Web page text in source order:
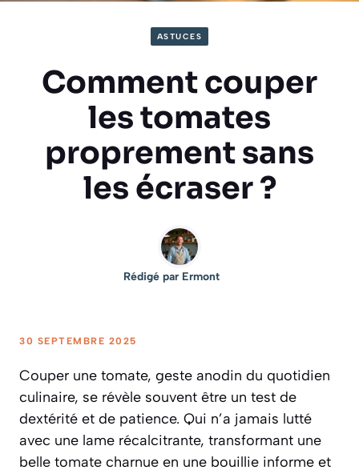
ASTUCES
Comment couper
les tomates
proprement sans
les écraser ?
Rédigé par Ermont
30 SEPTEMBRE 2025
Couper une tomate, geste anodin du quotidien
culinaire, se révèle souvent être un test de
dextérité et de patience. Qui n’a jamais lutté
avec une lame récalcitrante, transformant une
belle tomate charnue en une bouillie informe et